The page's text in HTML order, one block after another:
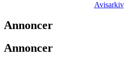
Avisarkiv
Annoncer
Annoncer